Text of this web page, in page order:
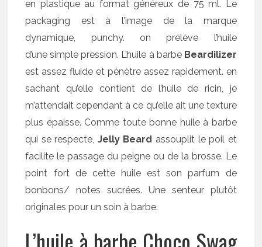
en plastique au format généreux de 75 ml. Le
packaging est à l’image de la marque
dynamique, punchy. on prélève l’huile
d’une simple pression. L’huile à barbe Beardilizer
est assez fluide et pénètre assez rapidement. en
sachant qu’elle contient de l’huile de ricin, je
m’attendait cependant à ce qu’elle ait une texture
plus épaisse. Comme toute bonne huile à barbe
qui se respecte, Jelly Beard assouplit le poil et
facilite le passage du peigne ou de la brosse. Le
point fort de cette huile est son parfum de
bonbons/ notes sucrées. Une senteur plutôt
originales pour un soin à barbe.